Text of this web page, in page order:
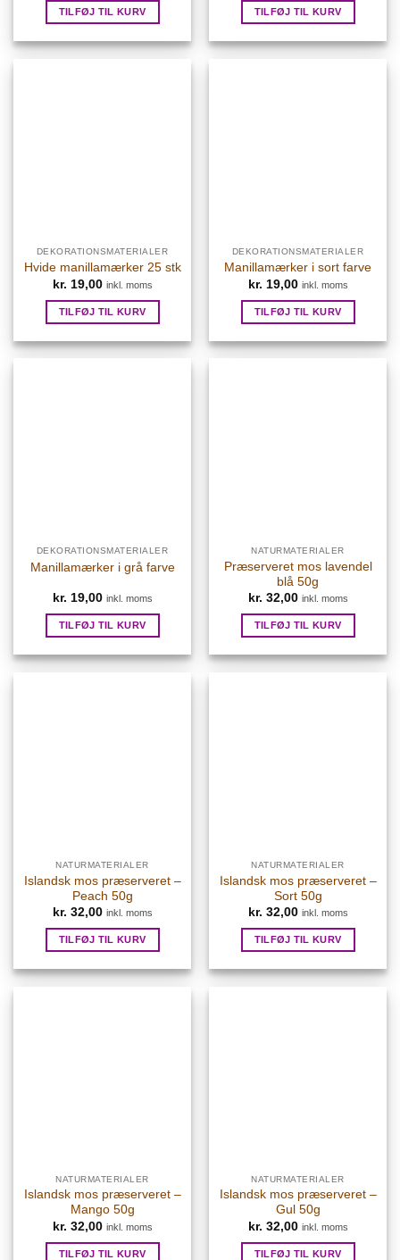
TILFØJ TIL KURV TILFØJ TIL KURV
DEKORATIONSMATERIALER
Hvide manillamærker 25 stk
kr. 19,00 inkl. moms
TILFØJ TIL KURV
DEKORATIONSMATERIALER
Manillamærker i sort farve
kr. 19,00 inkl. moms
TILFØJ TIL KURV
DEKORATIONSMATERIALER
Manillamærker i grå farve
kr. 19,00 inkl. moms
TILFØJ TIL KURV
NATURMATERIALER
Præserveret mos lavendel
blå 50g
kr. 32,00 inkl. moms
TILFØJ TIL KURV
NATURMATERIALER
Islandsk mos præserveret –
Peach 50g
kr. 32,00 inkl. moms
TILFØJ TIL KURV
NATURMATERIALER
Islandsk mos præserveret –
Sort 50g
kr. 32,00 inkl. moms
TILFØJ TIL KURV
NATURMATERIALER
Islandsk mos præserveret –
Mango 50g
kr. 32,00 inkl. moms
TILFØJ TIL KURV
NATURMATERIALER
Islandsk mos præserveret –
Gul 50g
kr. 32,00 inkl. moms
TILFØJ TIL KURV